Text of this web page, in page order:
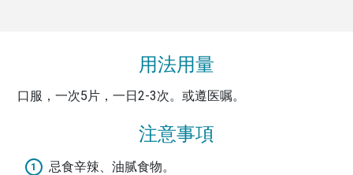
用法用量
口服，一次5片，一日2-3次。或遵医嘱。
注意事項
忌食辛辣、油腻食物。